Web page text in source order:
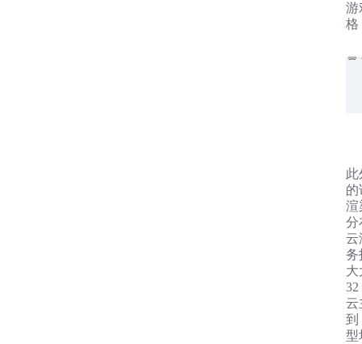
游
格
此
的
渲
分
云
务
大
云
到
型